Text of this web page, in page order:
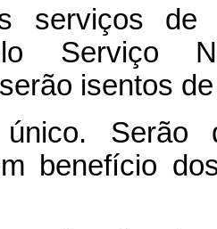
serviços de
Serviço
isentos
único. Serão
benefício